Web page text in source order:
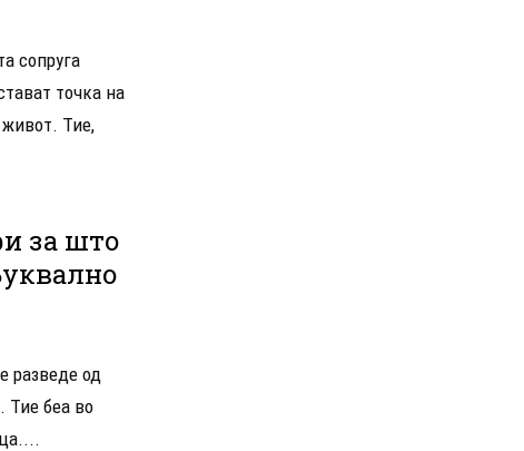
сопруга
точка на
живот. Тие,
за што
разведе од
Тие беа во